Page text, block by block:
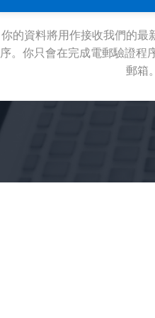
你的資料將用作接收我們的最
序。你只會在完成電郵驗證程
郵箱